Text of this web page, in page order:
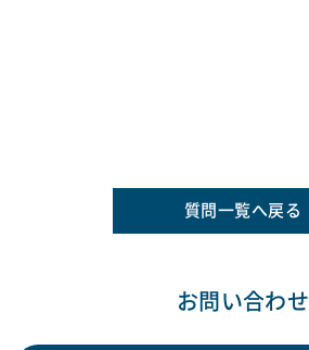
質問一覧へ戻る
お問い合わせ